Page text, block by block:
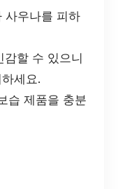
사우나를 피하
할 수 있으니
세요.
습 제품을 충분